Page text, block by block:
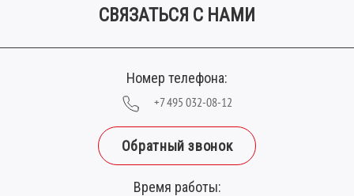
Ширина планки (мм):
159
СВЯЗАТЬСЯ С НАМИ
Номер телефона:
+7 495 032-08-12
Обратный звонок
Время работы: